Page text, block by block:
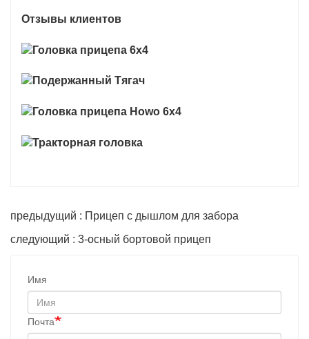
Отзывы клиентов
предыдущий : Прицеп с дышлом для забора
следующий : 3-осный бортовой прицеп
Имя
Почта